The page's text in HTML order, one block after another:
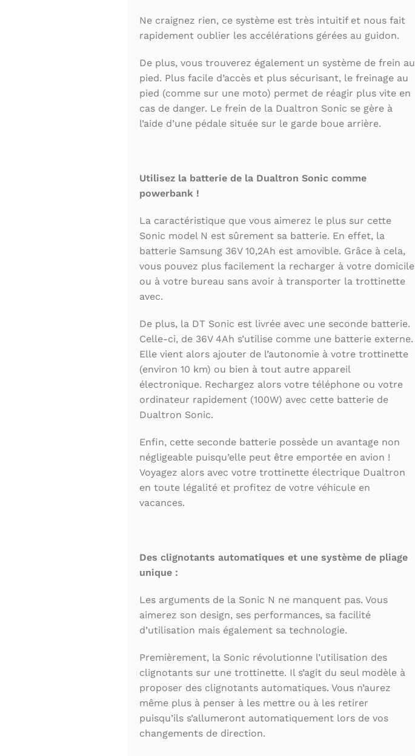
Ne craignez rien, ce système est très intuitif et nous fait
rapidement oublier les accélérations gérées au guidon.
De plus, vous trouverez également un système de frein au
pied. Plus facile d’accès et plus sécurisant, le freinage au
pied (comme sur une moto) permet de réagir plus vite en
cas de danger. Le frein de la Dualtron Sonic se gère à
l’aide d’une pédale située sur le garde boue arrière.
Utilisez la batterie de la Dualtron Sonic comme
powerbank !
La caractéristique que vous aimerez le plus sur cette
Sonic model N est sûrement sa batterie. En effet, la
batterie Samsung 36V 10,2Ah est amovible. Grâce à cela,
vous pouvez plus facilement la recharger à votre domicile
ou à votre bureau sans avoir à transporter la trottinette
avec.
De plus, la DT Sonic est livrée avec une seconde batterie.
Celle-ci, de 36V 4Ah s’utilise comme une batterie externe.
Elle vient alors ajouter de l’autonomie à votre trottinette
(environ 10 km) ou bien à tout autre appareil
électronique. Rechargez alors votre téléphone ou votre
ordinateur rapidement (100W) avec cette batterie de
Dualtron Sonic.
Enfin, cette seconde batterie possède un avantage non
négligeable puisqu’elle peut être emportée en avion !
Voyagez alors avec votre trottinette électrique Dualtron
en toute légalité et profitez de votre véhicule en
vacances.
Des clignotants automatiques et une système de pliage
unique :
Les arguments de la Sonic N ne manquent pas. Vous
aimerez son design, ses performances, sa facilité
d’utilisation mais également sa technologie.
Premièrement, la Sonic révolutionne l’utilisation des
clignotants sur une trottinette. Il s’agit du seul modèle à
proposer des clignotants automatiques. Vous n’aurez
même plus à penser à les mettre ou à les retirer
puisqu’ils s’allumeront automatiquement lors de vos
changements de direction.